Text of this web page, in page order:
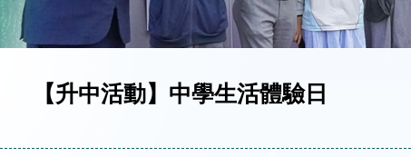
【升中活動】中學生活體驗日